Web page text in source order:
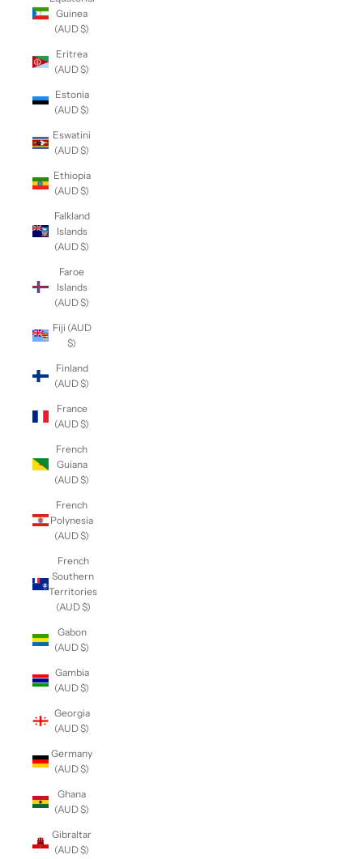
Guinea
(AUD $)
Eritrea
(AUD $)
Estonia
(AUD $)
Eswatini
(AUD $)
Ethiopia
(AUD $)
Falkland
Islands
(AUD $)
Faroe
Islands
(AUD $)
Fiji (AUD
$)
Finland
(AUD $)
France
(AUD $)
French
Guiana
(AUD $)
French
Polynesia
(AUD $)
French
Southern
Territories
(AUD $)
Gabon
(AUD $)
Gambia
(AUD $)
Georgia
(AUD $)
Germany
(AUD $)
Ghana
(AUD $)
Gibraltar
(AUD $)